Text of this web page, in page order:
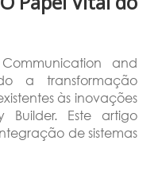
and
a transformação
às inovações
Builder. Este artigo
de sistemas